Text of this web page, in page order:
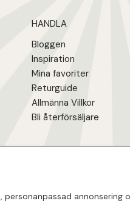
HANDLA
Bloggen
Inspiration
Mina favoriter
Returguide
Allmänna Villkor
Bli återförsäljare